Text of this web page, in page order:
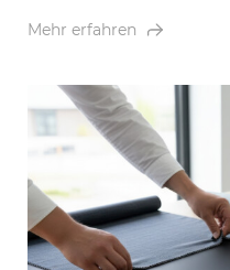
Mehr erfahren